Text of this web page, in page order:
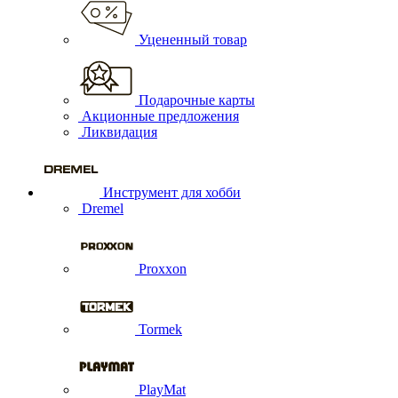
Уцененный товар
Подарочные карты
Акционные предложения
Ликвидация
Инструмент для хобби
Dremel
Proxxon
Tormek
PlayMat